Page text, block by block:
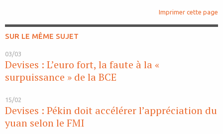
Imprimer cette page
SUR LE MÊME SUJET
03/03
Devises : L’euro fort, la faute à la «
surpuissance » de la BCE
15/02
Devises : Pékin doit accélérer l’appréciation du
yuan selon le FMI